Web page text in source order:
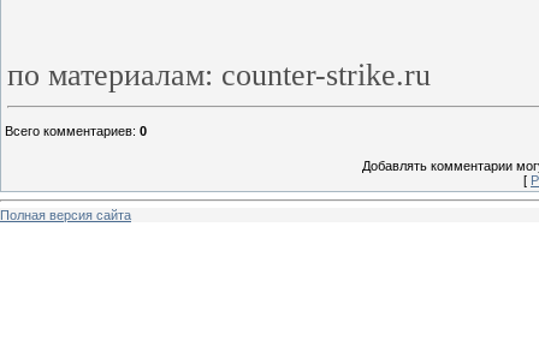
по материалам: counter-strike.ru
Всего комментариев: 0
Добавлять комментарии
[
Полная версия сайта